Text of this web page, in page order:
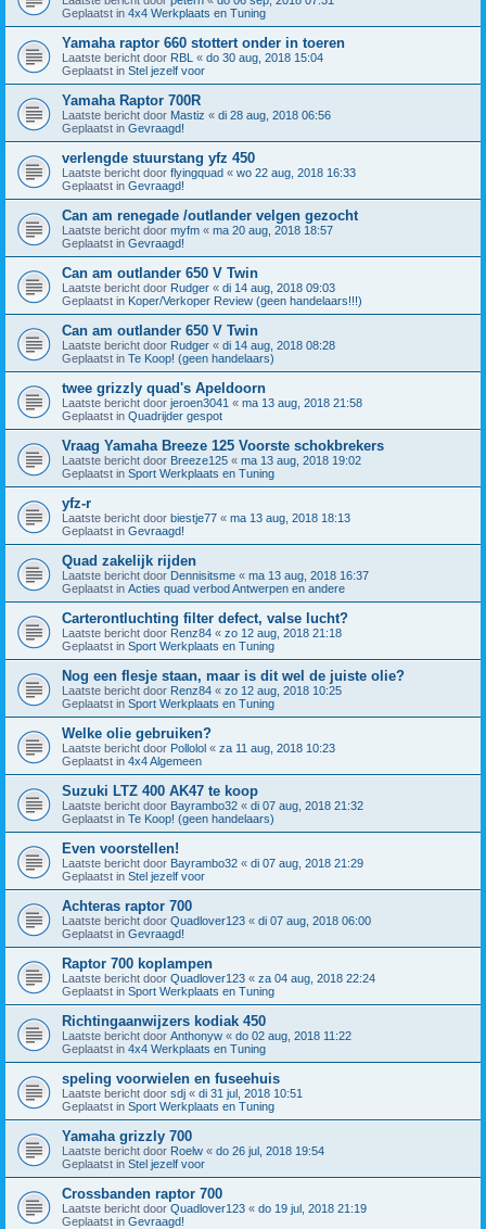
Geplaatst in 4x4 Werkplaats en Tuning
Yamaha raptor 660 stottert onder in toeren
Laatste bericht door RBL « do 30 aug, 2018 15:04
Geplaatst in Stel jezelf voor
Yamaha Raptor 700R
Laatste bericht door Mastiz « di 28 aug, 2018 06:56
Geplaatst in Gevraagd!
verlengde stuurstang yfz 450
Laatste bericht door flyingquad « wo 22 aug, 2018 16:33
Geplaatst in Gevraagd!
Can am renegade /outlander velgen gezocht
Laatste bericht door myfm « ma 20 aug, 2018 18:57
Geplaatst in Gevraagd!
Can am outlander 650 V Twin
Laatste bericht door Rudger « di 14 aug, 2018 09:03
Geplaatst in Koper/Verkoper Review (geen handelaars!!!)
Can am outlander 650 V Twin
Laatste bericht door Rudger « di 14 aug, 2018 08:28
Geplaatst in Te Koop! (geen handelaars)
twee grizzly quad's Apeldoorn
Laatste bericht door jeroen3041 « ma 13 aug, 2018 21:58
Geplaatst in Quadrijder gespot
Vraag Yamaha Breeze 125 Voorste schokbrekers
Laatste bericht door Breeze125 « ma 13 aug, 2018 19:02
Geplaatst in Sport Werkplaats en Tuning
yfz-r
Laatste bericht door biestje77 « ma 13 aug, 2018 18:13
Geplaatst in Gevraagd!
Quad zakelijk rijden
Laatste bericht door Dennisitsme « ma 13 aug, 2018 16:37
Geplaatst in Acties quad verbod Antwerpen en andere
Carterontluchting filter defect, valse lucht?
Laatste bericht door Renz84 « zo 12 aug, 2018 21:18
Geplaatst in Sport Werkplaats en Tuning
Nog een flesje staan, maar is dit wel de juiste olie?
Laatste bericht door Renz84 « zo 12 aug, 2018 10:25
Geplaatst in Sport Werkplaats en Tuning
Welke olie gebruiken?
Laatste bericht door Pollolol « za 11 aug, 2018 10:23
Geplaatst in 4x4 Algemeen
Suzuki LTZ 400 AK47 te koop
Laatste bericht door Bayrambo32 « di 07 aug, 2018 21:32
Geplaatst in Te Koop! (geen handelaars)
Even voorstellen!
Laatste bericht door Bayrambo32 « di 07 aug, 2018 21:29
Geplaatst in Stel jezelf voor
Achteras raptor 700
Laatste bericht door Quadlover123 « di 07 aug, 2018 06:00
Geplaatst in Gevraagd!
Raptor 700 koplampen
Laatste bericht door Quadlover123 « za 04 aug, 2018 22:24
Geplaatst in Sport Werkplaats en Tuning
Richtingaanwijzers kodiak 450
Laatste bericht door Anthonyw « do 02 aug, 2018 11:22
Geplaatst in 4x4 Werkplaats en Tuning
speling voorwielen en fuseehuis
Laatste bericht door sdj « di 31 jul, 2018 10:51
Geplaatst in Sport Werkplaats en Tuning
Yamaha grizzly 700
Laatste bericht door Roelw « do 26 jul, 2018 19:54
Geplaatst in Stel jezelf voor
Crossbanden raptor 700
Laatste bericht door Quadlover123 « do 19 jul, 2018 21:19
Geplaatst in Gevraagd!